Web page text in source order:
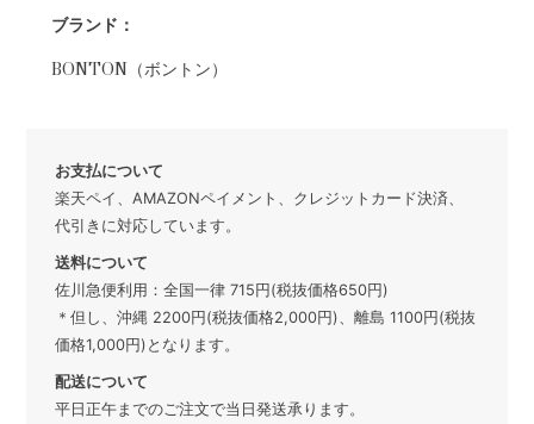
ブランド：
BONTON（ボントン）
お支払について
楽天ペイ、AMAZONペイメント、クレジットカード決済、
代引きに対応しています。
送料について
佐川急便利用：全国一律 715円(税抜価格650円)
＊但し、沖縄 2200円(税抜価格2,000円)、離島 1100円(税抜
価格1,000円)となります。
配送について
平日正午までのご注文で当日発送承ります。